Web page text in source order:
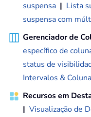
suspensa | Lista
suspensa com
Gerenciador de
específico de
status de
Intervalos &
Recursos em
| Visualização de